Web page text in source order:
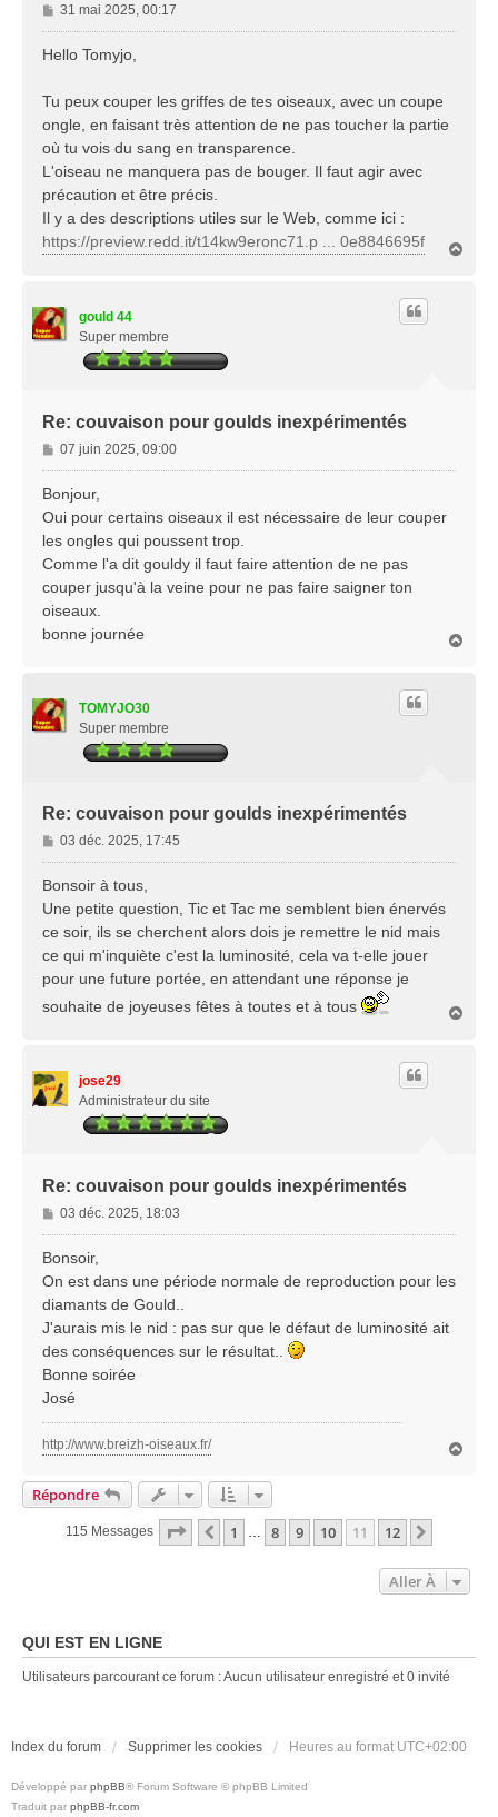
M
e
s
g
e
31 mai 2025, 00:17
Hello Tomyjo,
Tu peux couper les griffes de tes oiseaux, avec un coupe
ongle, en faisant très attention de ne pas toucher la partie
où tu vois du sang en transparence.
L'oiseau ne manquera pas de bouger. Il faut agir avec
précaution et être précis.
Il y a des descriptions utiles sur le Web, comme ici :
https://preview.redd.it/t14kw9eronc71.p ... 0e8846695f
gould 44
Super membre
Re: couvaison pour goulds inexpérimentés
M
e
s
g
e
07 juin 2025, 09:00
Bonjour,
Oui pour certains oiseaux il est nécessaire de leur couper
les ongles qui poussent trop.
Comme l'a dit gouldy il faut faire attention de ne pas
couper jusqu'à la veine pour ne pas faire saigner ton
oiseaux.
bonne journée
TOMYJO30
Super membre
Re: couvaison pour goulds inexpérimentés
M
e
a
g
e
03 déc. 2025, 17:45
Bonsoir à tous,
Une petite question, Tic et Tac me semblent bien énervés
ce soir, ils se cherchent alors dois je remettre le nid mais
ce qui m'inquiète c'est la luminosité, cela va t-elle jouer
pour une future portée, en attendant une réponse je
souhaite de joyeuses fêtes à toutes et à tous
jose29
Administrateur du site
Re: couvaison pour goulds inexpérimentés
M
e
a
g
e
03 déc. 2025, 18:03
Bonsoir,
On est dans une période normale de reproduction pour les
diamants de Gould..
J'aurais mis le nid : pas sur que le défaut de luminosité ait
des conséquences sur le résultat..
Bonne soirée
José
http://www.breizh-oiseaux.fr/
Répondre
115 Messages Page 11 12
Précédente
1 8 9 10 11 12
Aller À
QUI EST EN LIGNE
Utilisateurs parcourant ce forum : Aucun utilisateur enregistré et 0 invité
Index du forum Supprimer les cookies Heures au format UTC+02:00
Développé par phpBB® Forum Software © phpBB Limited
Traduit par phpBB-fr.com